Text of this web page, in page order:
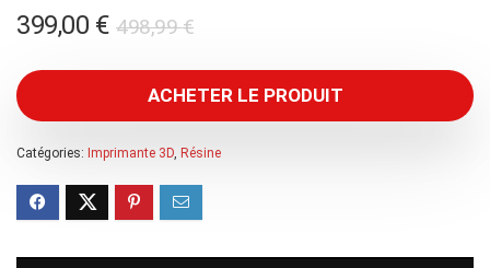
498,99€Le
initial
était :
498,99 €.
399,00 €
Le
actuel
est :
399,00 €.
ACHETER LE PRODUIT
Catégories: Imprimante 3D, Résine